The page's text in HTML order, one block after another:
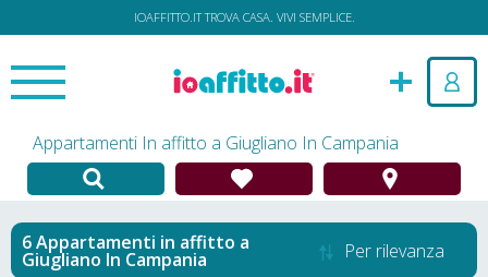
IOAFFITTO.IT TROVA CASA. VIVI SEMPLICE.
Appartamenti In affitto a Giugliano In Campania
Appartamenti in affitto a
Giugliano In Campania Per rilevanza